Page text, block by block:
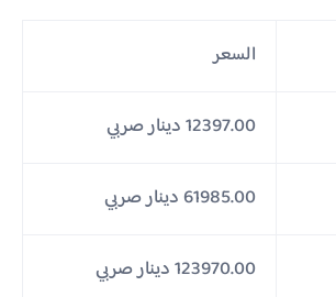
السعر
12397.00 دينار صربي
61985.00 دينار صربي
123970.00 دينار صربي